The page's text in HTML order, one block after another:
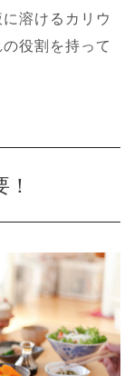
溶けるカリウ
役割を持って